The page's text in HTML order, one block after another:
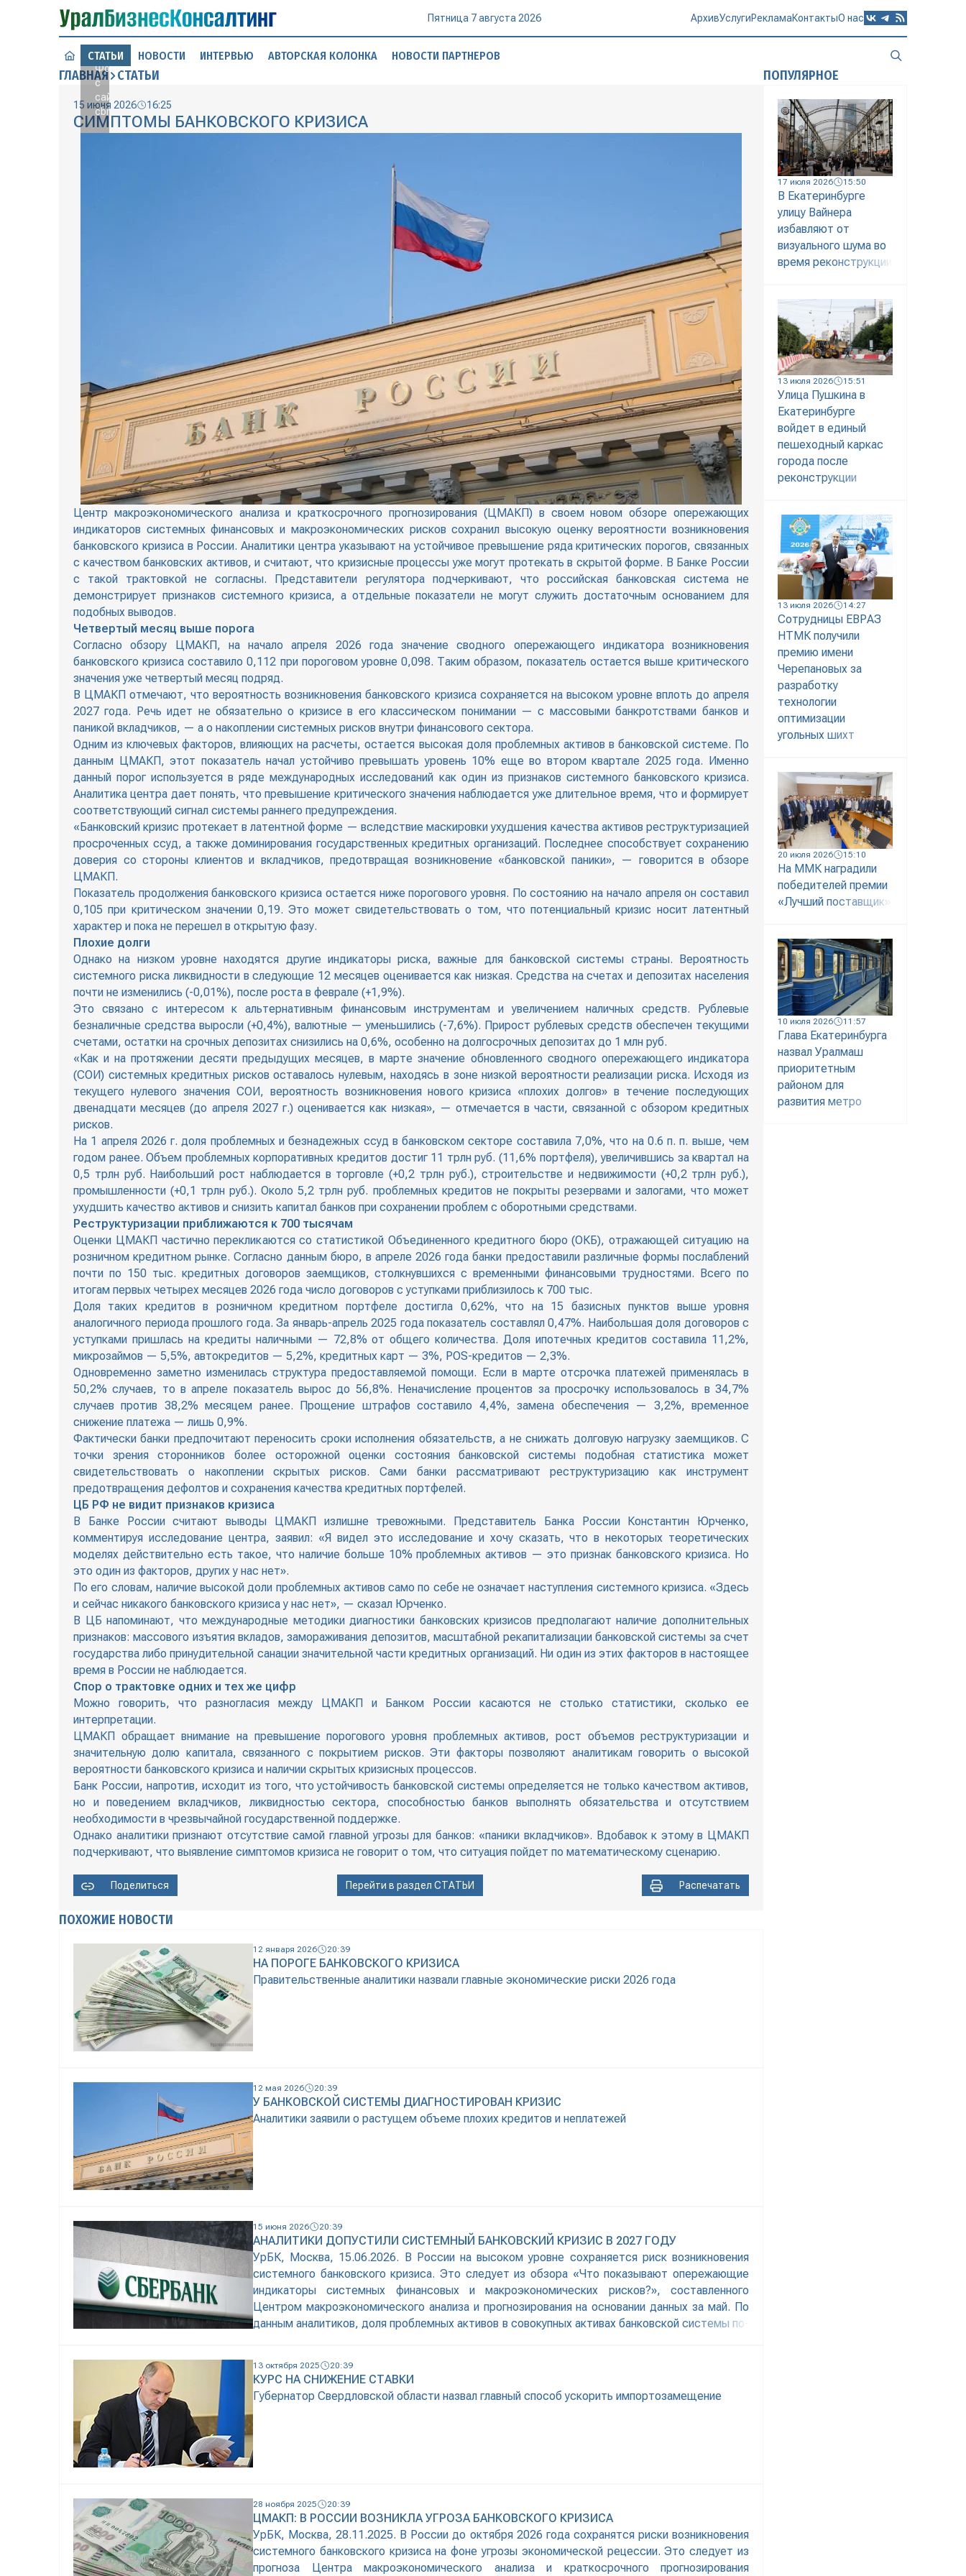
Пятница 7 августа 2026 АрхивУслугиРекламаКонтактыО нас
СТАТЬИ НОВОСТИ ИНТЕРВЬЮ АВТОРСКАЯ КОЛОНКА НОВОСТИ ПАРТНЕРОВ
ГЛАВНАЯ СТАТЬИ
15 июня 2026 16:25
СИМПТОМЫ БАНКОВСКОГО КРИЗИСА
Фото
с
сайта
cbr.ru
Центр макроэкономического анализа и краткосрочного прогнозирования (ЦМАКП) в своем новом обзоре опережающих
индикаторов системных финансовых и макроэкономических рисков сохранил высокую оценку вероятности возникновения
банковского кризиса в России. Аналитики центра указывают на устойчивое превышение ряда критических порогов, связанных
с качеством банковских активов, и считают, что кризисные процессы уже могут протекать в скрытой форме. В Банке России
с такой трактовкой не согласны. Представители регулятора подчеркивают, что российская банковская система не
демонстрирует признаков системного кризиса, а отдельные показатели не могут служить достаточным основанием для
подобных выводов.
Четвертый месяц выше порога
Согласно обзору ЦМАКП, на начало апреля 2026 года значение сводного опережающего индикатора возникновения
банковского кризиса составило 0,112 при пороговом уровне 0,098. Таким образом, показатель остается выше критического
значения уже четвертый месяц подряд.
В ЦМАКП отмечают, что вероятность возникновения банковского кризиса сохраняется на высоком уровне вплоть до апреля
2027 года. Речь идет не обязательно о кризисе в его классическом понимании — с массовыми банкротствами банков и
паникой вкладчиков, — а о накоплении системных рисков внутри финансового сектора.
Одним из ключевых факторов, влияющих на расчеты, остается высокая доля проблемных активов в банковской системе. По
данным ЦМАКП, этот показатель начал устойчиво превышать уровень 10% еще во втором квартале 2025 года. Именно
данный порог используется в ряде международных исследований как один из признаков системного банковского кризиса.
Аналитика центра дает понять, что превышение критического значения наблюдается уже длительное время, что и формирует
соответствующий сигнал системы раннего предупреждения.
«Банковский кризис протекает в латентной форме — вследствие маскировки ухудшения качества активов реструктуризацией
просроченных ссуд, а также доминирования государственных кредитных организаций. Последнее способствует сохранению
доверия со стороны клиентов и вкладчиков, предотвращая возникновение «банковской паники», — говорится в обзоре
ЦМАКП.
Показатель продолжения банковского кризиса остается ниже порогового уровня. По состоянию на начало апреля он составил
0,105 при критическом значении 0,19. Это может свидетельствовать о том, что потенциальный кризис носит латентный
характер и пока не перешел в открытую фазу.
Плохие долги
Однако на низком уровне находятся другие индикаторы риска, важные для банковской системы страны. Вероятность
системного риска ликвидности в следующие 12 месяцев оценивается как низкая. Средства на счетах и депозитах населения
почти не изменились (-0,01%), после роста в феврале (+1,9%).
Это связано с интересом к альтернативным финансовым инструментам и увеличением наличных средств. Рублевые
безналичные средства выросли (+0,4%), валютные — уменьшились (-7,6%). Прирост рублевых средств обеспечен текущими
счетами, остатки на срочных депозитах снизились на 0,6%, особенно на долгосрочных депозитах до 1 млн руб.
«Как и на протяжении десяти предыдущих месяцев, в марте значение обновленного сводного опережающего индикатора
(СОИ) системных кредитных рисков оставалось нулевым, находясь в зоне низкой вероятности реализации риска. Исходя из
текущего нулевого значения СОИ, вероятность возникновения нового кризиса «плохих долгов» в течение последующих
двенадцати месяцев (до апреля 2027 г.) оценивается как низкая», — отмечается в части, связанной с обзором кредитных
рисков.
На 1 апреля 2026 г. доля проблемных и безнадежных ссуд в банковском секторе составила 7,0%, что на 0.6 п. п. выше, чем
годом ранее. Объем проблемных корпоративных кредитов достиг 11 трлн руб. (11,6% портфеля), увеличившись за квартал на
0,5 трлн руб. Наибольший рост наблюдается в торговле (+0,2 трлн руб.), строительстве и недвижимости (+0,2 трлн руб.),
промышленности (+0,1 трлн руб.). Около 5,2 трлн руб. проблемных кредитов не покрыты резервами и залогами, что может
ухудшить качество активов и снизить капитал банков при сохранении проблем с оборотными средствами.
Реструктуризации приближаются к 700 тысячам
Оценки ЦМАКП частично перекликаются со статистикой Объединенного кредитного бюро (ОКБ), отражающей ситуацию на
розничном кредитном рынке. Согласно данным бюро, в апреле 2026 года банки предоставили различные формы послаблений
почти по 150 тыс. кредитных договоров заемщиков, столкнувшихся с временными финансовыми трудностями. Всего по
итогам первых четырех месяцев 2026 года число договоров с уступками приблизилось к 700 тыс.
Доля таких кредитов в розничном кредитном портфеле достигла 0,62%, что на 15 базисных пунктов выше уровня
аналогичного периода прошлого года. За январь-апрель 2025 года показатель составлял 0,47%. Наибольшая доля договоров с
уступками пришлась на кредиты наличными — 72,8% от общего количества. Доля ипотечных кредитов составила 11,2%,
микрозаймов — 5,5%, автокредитов — 5,2%, кредитных карт — 3%, POS-кредитов — 2,3%.
Одновременно заметно изменилась структура предоставляемой помощи. Если в марте отсрочка платежей применялась в
50,2% случаев, то в апреле показатель вырос до 56,8%. Неначисление процентов за просрочку использовалось в 34,7%
случаев против 38,2% месяцем ранее. Прощение штрафов составило 4,4%, замена обеспечения — 3,2%, временное
снижение платежа — лишь 0,9%.
Фактически банки предпочитают переносить сроки исполнения обязательств, а не снижать долговую нагрузку заемщиков. С
точки зрения сторонников более осторожной оценки состояния банковской системы подобная статистика может
свидетельствовать о накоплении скрытых рисков. Сами банки рассматривают реструктуризацию как инструмент
предотвращения дефолтов и сохранения качества кредитных портфелей.
ЦБ РФ не видит признаков кризиса
В Банке России считают выводы ЦМАКП излишне тревожными. Представитель Банка России Константин Юрченко,
комментируя исследование центра, заявил: «Я видел это исследование и хочу сказать, что в некоторых теоретических
моделях действительно есть такое, что наличие больше 10% проблемных активов — это признак банковского кризиса. Но
это один из факторов, других у нас нет».
По его словам, наличие высокой доли проблемных активов само по себе не означает наступления системного кризиса. «Здесь
и сейчас никакого банковского кризиса у нас нет», — сказал Юрченко.
В ЦБ напоминают, что международные методики диагностики банковских кризисов предполагают наличие дополнительных
признаков: массового изъятия вкладов, замораживания депозитов, масштабной рекапитализации банковской системы за счет
государства либо принудительной санации значительной части кредитных организаций. Ни один из этих факторов в настоящее
время в России не наблюдается.
Спор о трактовке одних и тех же цифр
Можно говорить, что разногласия между ЦМАКП и Банком России касаются не столько статистики, сколько ее
интерпретации.
ЦМАКП обращает внимание на превышение порогового уровня проблемных активов, рост объемов реструктуризации и
значительную долю капитала, связанного с покрытием рисков. Эти факторы позволяют аналитикам говорить о высокой
вероятности банковского кризиса и наличии скрытых кризисных процессов.
Банк России, напротив, исходит из того, что устойчивость банковской системы определяется не только качеством активов,
но и поведением вкладчиков, ликвидностью сектора, способностью банков выполнять обязательства и отсутствием
необходимости в чрезвычайной государственной поддержке.
Однако аналитики признают отсутствие самой главной угрозы для банков: «паники вкладчиков». Вдобавок к этому в ЦМАКП
подчеркивают, что выявление симптомов кризиса не говорит о том, что ситуация пойдет по математическому сценарию.
Поделиться Перейти в раздел СТАТЬИ Распечатать
ПОХОЖИЕ НОВОСТИ
12 января 2026 20:39
НА ПОРОГЕ БАНКОВСКОГО КРИЗИСА
Правительственные аналитики назвали главные экономические риски 2026 года
12 мая 2026 20:39
У БАНКОВСКОЙ СИСТЕМЫ ДИАГНОСТИРОВАН КРИЗИС
Аналитики заявили о растущем объеме плохих кредитов и неплатежей
15 июня 2026 20:39
АНАЛИТИКИ ДОПУСТИЛИ СИСТЕМНЫЙ БАНКОВСКИЙ КРИЗИС В 2027 ГОДУ
УрБК, Москва, 15.06.2026. В России на высоком уровне сохраняется риск возникновения
системного банковского кризиса. Это следует из обзора «Что показывают опережающие
индикаторы системных финансовых и макроэкономических рисков?», составленного
Центром макроэкономического анализа и прогнозирования на основании данных за май. По
данным аналитиков, доля проблемных активов в совокупных активах банковской системы по-
кризис протекает в
13 октября 2025 20:39
КУРС НА СНИЖЕНИЕ СТАВКИ
Губернатор Свердловской области назвал главный способ ускорить импортозамещение
28 ноября 2025 20:39
ЦМАКП: В РОССИИ ВОЗНИКЛА УГРОЗА БАНКОВСКОГО КРИЗИСА
УрБК, Москва, 28.11.2025. В России до октября 2026 года сохранятся риски возникновения
системного банковского кризиса на фоне угрозы экономической рецессии. Это следует из
прогноза Центра макроэкономического анализа и краткосрочного прогнозирования
ПОПУЛЯРНОЕ
17 июля 2026 15:50
В Екатеринбурге
улицу Вайнера
избавляют от
визуального шума во
время реконструкции
13 июля 2026 15:51
Улица Пушкина в
Екатеринбурге
войдет в единый
пешеходный каркас
города после
реконструкции
13 июля 2026 14:27
Сотрудницы ЕВРАЗ
НТМК получили
премию имени
Черепановых за
разработку
технологии
оптимизации
угольных шихт
20 июля 2026 15:10
На ММК наградили
победителей премии
«Лучший поставщик»
10 июля 2026 11:57
Глава Екатеринбурга
назвал Уралмаш
приоритетным
районом для
развития метро